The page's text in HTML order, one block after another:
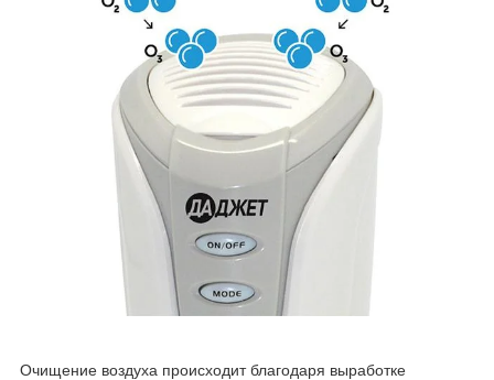
Очищение воздуха происходит благодаря выработке